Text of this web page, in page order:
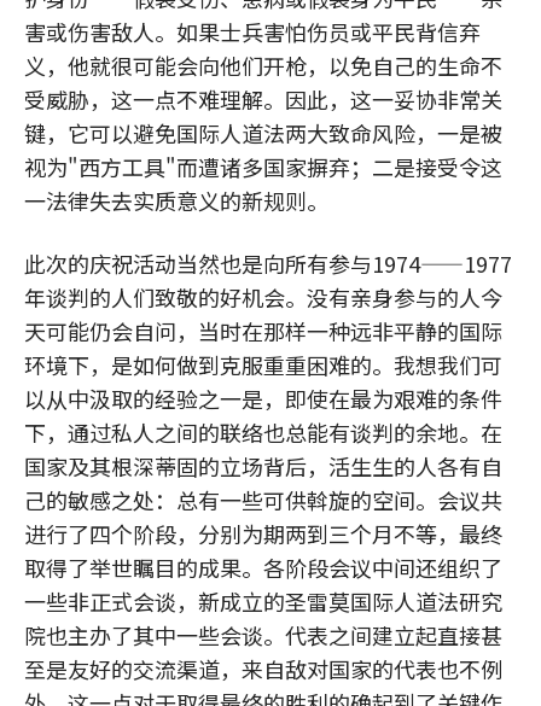
害或伤害敌人。如果士兵害怕伤员或平民背信弃
义，他就很可能会向他们开枪，以免自己的生命不
受威胁，这一点不难理解。因此，这一妥协非常关
键，它可以避免国际人道法两大致命风险，一是被
视为"西方工具"而遭诸多国家摒弃；二是接受令这
一法律失去实质意义的新规则。
此次的庆祝活动当然也是向所有参与1974——1977
年谈判的人们致敬的好机会。没有亲身参与的人今
天可能仍会自问，当时在那样一种远非平静的国际
环境下，是如何做到克服重重困难的。我想我们可
以从中汲取的经验之一是，即使在最为艰难的条件
下，通过私人之间的联络也总能有谈判的余地。在
国家及其根深蒂固的立场背后，活生生的人各有自
己的敏感之处：总有一些可供斡旋的空间。会议共
进行了四个阶段，分别为期两到三个月不等，最终
取得了举世瞩目的成果。各阶段会议中间还组织了
一些非正式会谈，新成立的圣雷莫国际人道法研究
院也主办了其中一些会谈。代表之间建立起直接甚
至是友好的交流渠道，来自敌对国家的代表也不例